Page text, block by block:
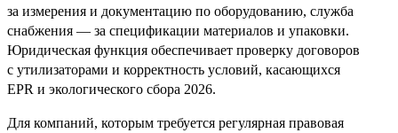
за измерения и документацию по оборудованию, служба
снабжения — за спецификации материалов и упаковки.
Юридическая функция обеспечивает проверку договоров
с утилизаторами и корректность условий, касающихся
EPR и экологического сбора 2026.
Для компаний, которым требуется регулярная правовая